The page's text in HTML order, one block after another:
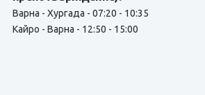
Варна - Хургада - 07:20 - 10:35
Кайро - Варна - 12:50 - 15:00